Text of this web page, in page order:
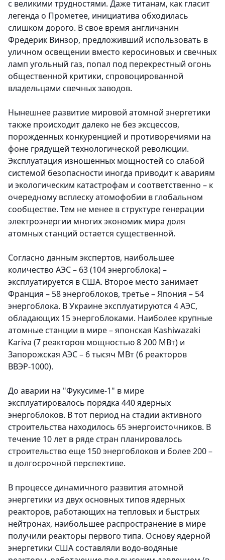
с великими трудностями. Даже титанам, как гласит
легенда о Прометее, инициатива обходилась
слишком дорого. В свое время англичанин
Фредерик Винзор, предложивший использовать в
уличном освещении вместо керосиновых и свечных
ламп угольный газ, попал под перекрестный огонь
общественной критики, спровоцированной
владельцами свечных заводов.
Нынешнее развитие мировой атомной энергетики
также происходит далеко не без эксцессов,
порожденных конкуренцией и противоречиями на
фоне грядущей технологической революции.
Эксплуатация изношенных мощностей со слабой
системой безопасности иногда приводит к авариям
и экологическим катастрофам и соответственно – к
очередному всплеску атомофобии в глобальном
сообществе. Тем не менее в структуре генерации
электроэнергии многих экономик мира доля
атомных станций остается существенной.
Согласно данным экспертов, наибольшее
количество АЭС – 63 (104 энергоблока) –
эксплуатируется в США. Второе место занимает
Франция – 58 энергоблоков, третье – Япония – 54
энергоблока. В Украине эксплуатируются 4 АЭС,
обладаю­щих 15 энергоблоками. Наиболее крупные
атомные станции в мире – японская Kashiwazaki
Kariva (7 реакторов мощностью 8 200 МВт) и
Запорожская АЭС – 6 тысяч МВт (6 реакторов
ВВЭР-1000).
До аварии на "Фукусиме-1" в мире
эксплуатировалось порядка 440 ядерных
энергоблоков. В тот период на стадии активного
строительства находилось 65 энергоисточников. В
течение 10 лет в ряде стран планировалось
строительство еще 150 энергоблоков и более 200 –
в долгосрочной перспективе.
В процессе динамичного развития атомной
энергетики из двух основных типов ядерных
реакторов, работающих на тепловых и быстрых
нейт­ронах, наибольшее распространение в мире
получили реакторы первого типа. Основу ядерной
энергетики США составляли водо-водяные